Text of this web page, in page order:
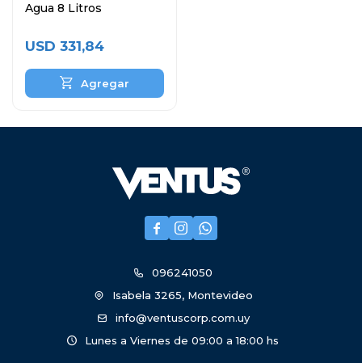
Agua 8 Litros
USD 331,84
  
096241050
Isabela 3265, Montevideo
info@ventuscorp.com.uy
Lunes a Viernes de 09:00 a 18:00 hs